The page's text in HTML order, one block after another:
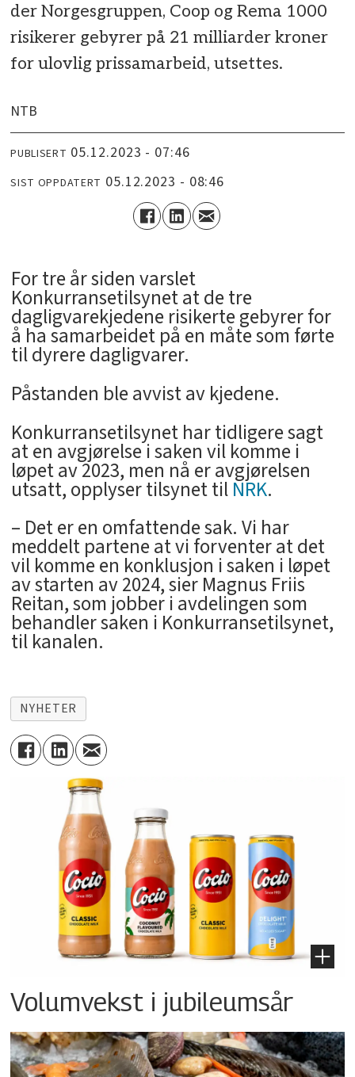
der Norgesgruppen, Coop og Rema 1000
risikerer gebyrer på 21 milliarder kroner
for ulovlig prissamarbeid, utsettes.
NTB
PUBLISERT 05.12.2023 - 07:46
SIST OPPDATERT 05.12.2023 - 08:46
­For tre år siden varslet
Konkurransetilsynet at de tre
dagligvarekjedene risikerte gebyrer for
å ha samarbeidet på en måte som førte
til dyrere dagligvarer.
Påstanden ble avvist av kjedene.
Konkurransetilsynet har tidligere sagt
at en avgjørelse i saken vil komme i
løpet av 2023, men nå er avgjørelsen
utsatt, opplyser tilsynet tilNRK.
– Det er en omfattende sak. Vi har
meddelt partene at vi forventer at det
vil komme en konklusjon i saken i løpet
av starten av 2024, sier Magnus Friis
Reitan, som jobber i avdelingen som
behandler saken i Konkurransetilsynet,
til kanalen.
NYHETER
Volumvekst i jubileumsår